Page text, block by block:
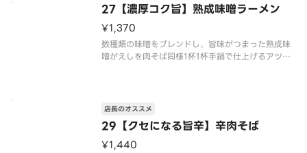
※写真はイメージです（容器代20円を含みます）
27【濃厚コク旨】熟成味噌ラーメン
¥1,370
数種類の味噌をブレンドし、旨味がつまった熟成味
噌がえしを肉そば同様1杯1杯手鍋で仕上げるアツア
※容器代20円を含みます
※海苔はつきません
29【クセになる旨辛】辛肉そば
店長のオススメ
¥1,440